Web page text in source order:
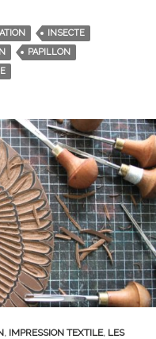
INSECTE
PAPILLON
, IMPRESSION TEXTILE, LES